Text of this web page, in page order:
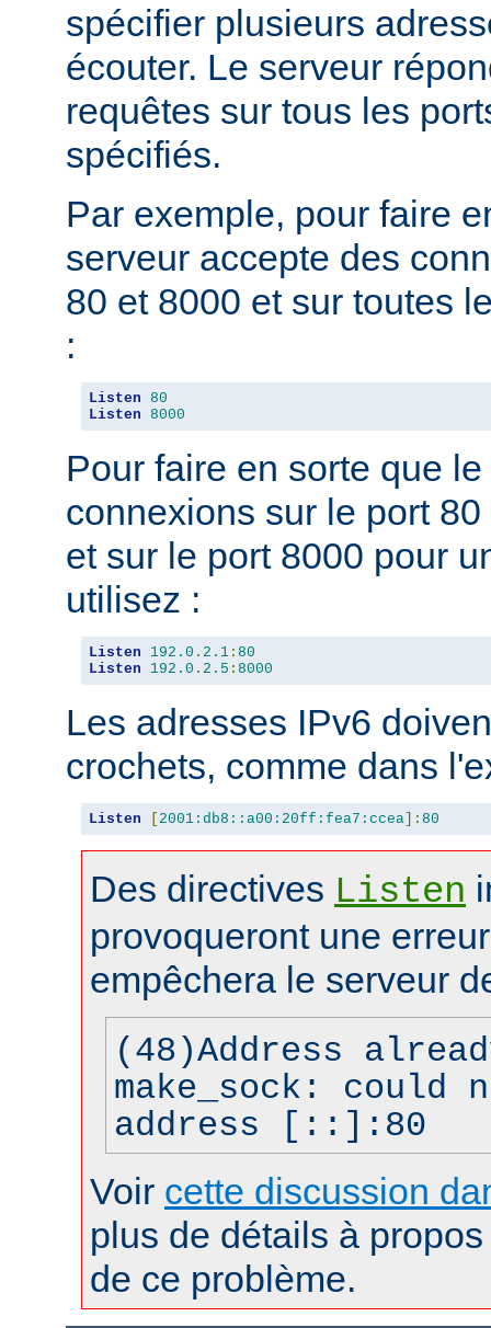
spécifier plusieurs
écouter. Le serveur
requêtes sur tous les
spécifiés.
Par exemple, pour faire
serveur accepte des
80 et 8000 et sur toutes
:
Listen 80
Listen 8000
Pour faire en sorte que
connexions sur le port
et sur le port 8000 pour
utilisez :
Listen 192.0 . 2.1 : 80
Listen
192.0 . 2.5 : 8000
Les adresses IPv6
crochets, comme dans
Listen [ 2001:db8::a00:20ff:fea7:ccea]: 80
Des directives Listen
provoqueront une
empêchera le serveur
(48)Address
make_sock: could
address [::]:80
Voir cette discussion
plus de détails à
de ce problème.